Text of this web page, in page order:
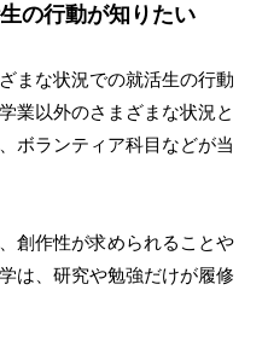
の行動が知りたい
まな状況での就活生の行動
業以外のさまざまな状況と
ボランティア科目などが当
創作性が求められることや
は、研究や勉強だけが履修